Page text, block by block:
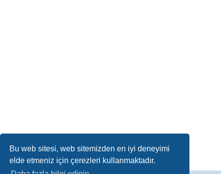
Bu web sitesi, web sitemizden en iyi deneyimi
elde etmeniz için çerezleri kullanmaktadır.